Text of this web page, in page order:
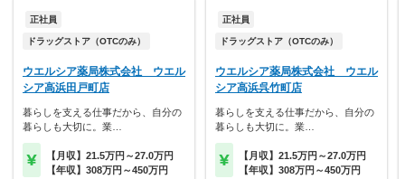
正社員
ドラッグストア（OTCのみ）
ウエルシア薬局株式会社 ウエル
シア高浜田戸町店
暮らしを支える仕事だから、自分の
暮らしも大切に。業…
【月収】21.5万円～27.0万円
【年収】308万円～450万円
正社員
ドラッグストア（OTCのみ）
ウエルシア薬局株式会社 ウエル
シア高浜呉竹町店
暮らしを支える仕事だから、自分の
暮らしも大切に。業…
【月収】21.5万円～27.0万円
【年収】308万円～450万円